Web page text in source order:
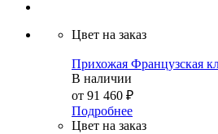
Цвет на заказ
Прихожая Французская
В наличии
от 91 460 ₽
Подробнее
Цвет на заказ